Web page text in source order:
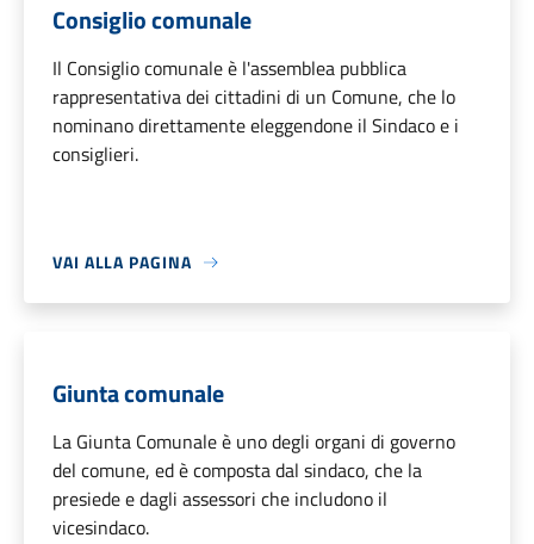
Consiglio comunale
Il Consiglio comunale è l'assemblea pubblica
rappresentativa dei cittadini di un Comune, che lo
nominano direttamente eleggendone il Sindaco e i
consiglieri.
VAI ALLA PAGINA
Giunta comunale
La Giunta Comunale è uno degli organi di governo
del comune, ed è composta dal sindaco, che la
presiede e dagli assessori che includono il
vicesindaco.